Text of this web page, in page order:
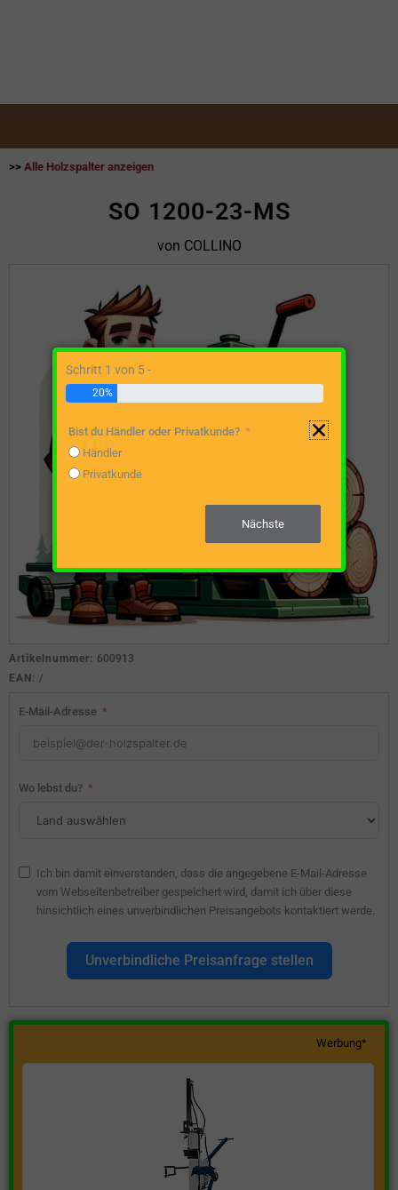
>> Alle Holzspalter anzeigen
SO 1200-23-MS
von COLLINO
Artikelnummer: 600913
EAN: /
E-Mail-Adresse
Wo lebst du?
Ich bin damit einverstanden, dass die angegebene E-Mail-Adresse
vom Webseitenbetreiber gespeichert wird, damit ich über diese
hinsichtlich eines unverbindlichen Preisangebots kontaktiert werde.
Unverbindliche Preisanfrage stellen
Werbung*
Schritt 1 von 5 -
20%
Bist du Händler oder Privatkunde?
Händler
Privatkunde
Nächste